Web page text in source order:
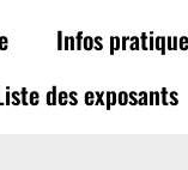
Infos
des exposants